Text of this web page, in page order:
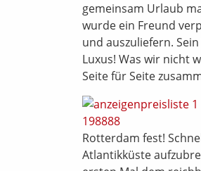
gemeinsam Urlaub
wurde ein Freund
und auszuliefern.
Luxus! Was wir nicht
Seite für Seite
Rotterdam fest!
Atlantikküste